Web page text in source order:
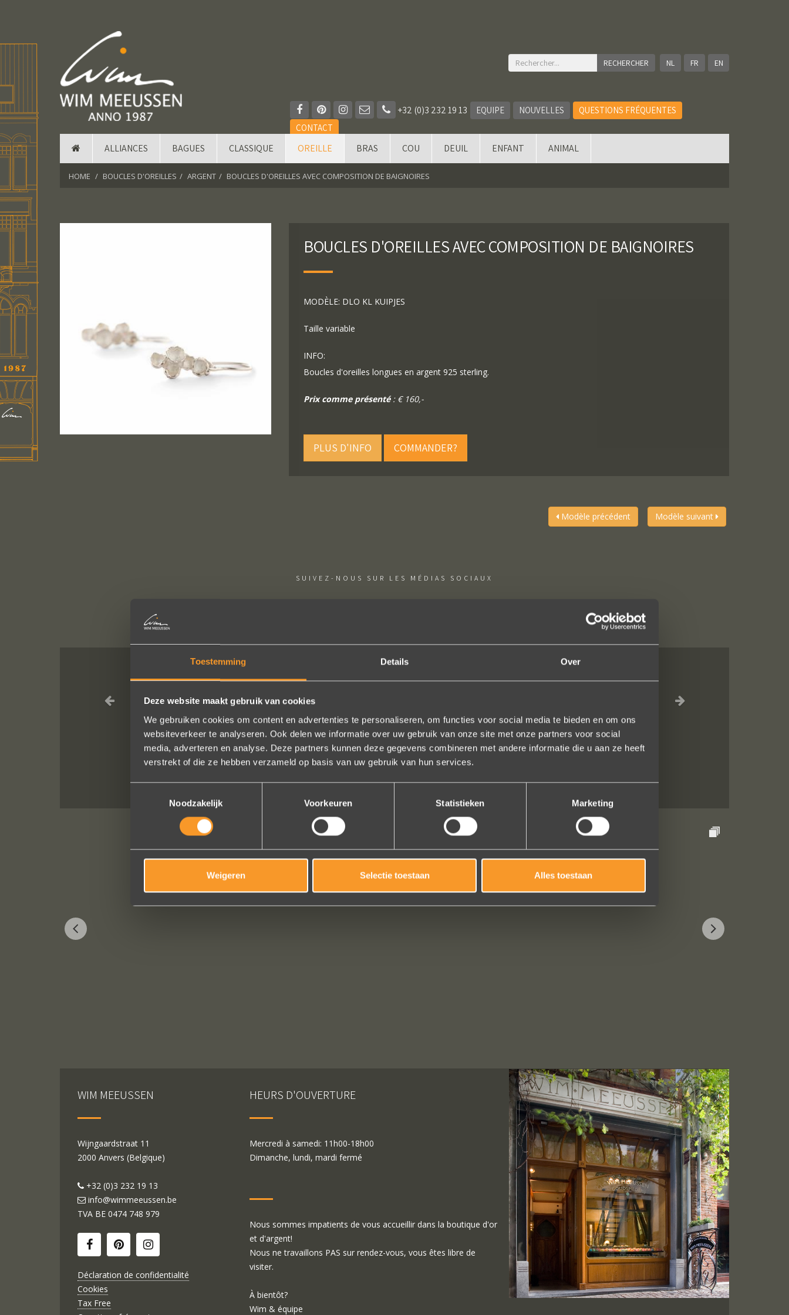
Toestemming Details Over
Deze website maakt gebruik van cookies
We gebruiken cookies om content en advertenties te personaliseren, om functies voor social media te bieden en om ons
websiteverkeer te analyseren. Ook delen we informatie over uw gebruik van onze site met onze partners voor social
media, adverteren en analyse. Deze partners kunnen deze gegevens combineren met andere informatie die u aan ze heeft
verstrekt of die ze hebben verzameld op basis van uw gebruik van hun services.
Noodzakelijk
Voorkeuren Statistieken Marketing
Weigeren Selectie toestaan Alles toestaan
NL FR EN
+32 (0)3 232 19 13 EQUIPE NOUVELLES
QUESTIONS FRÉQUENTES
CONTACT
ALLIANCES BAGUES CLASSIQUE OREILLE BRAS COU DEUIL ENFANT ANIMAL
HOME BOUCLES D'OREILLES ARGENT BOUCLES D'OREILLES AVEC COMPOSITION DE BAIGNOIRES
BOUCLES D'OREILLES AVEC COMPOSITION DE BAIGNOIRES
MODÈLE: DLO KL KUIPJES
Taille variable
INFO:
Boucles d'oreilles longues en argent 925 sterling.
Prix comme présenté: € 160,-
PLUS D'INFO COMMANDER?
Modèle précédent Modèle suivant
SUIVEZ-NOUS SUR LES MÉDIAS SOCIAUX
Sieraden online besteld: de ring is subliem! Zoals altijd! Het maakt mijn verzameling compleet ??
Ik dank het hele team hartelijk voor dit prachtige juweeltje, en ook voor jullie vriendelijkheid tijdens
onze gesprekken!
Nathalie Diaz Perez
Bekijk al onze reviews
WIM MEEUSSEN
Wijngaardstraat 11
2000 Anvers (Belgique)
+32 (0)3 232 19 13
info@wimmeeussen.be
TVA BE 0474 748 979
Déclaration de confidentialité
Cookies
Tax Free
HEURS D'OUVERTURE
Mercredi à samedi: 11h00-18h00
Dimanche, lundi, mardi fermé
Nous sommes impatients de vous accueillir dans la boutique d'or
et d'argent!
Nous ne travaillons PAS sur rendez-vous, vous êtes libre de
visiter.
À bientôt?
Wim & équipe